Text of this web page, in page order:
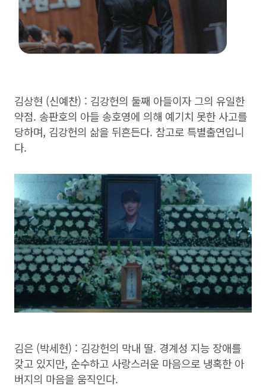
김상현 (신예찬) : 김강헌의 둘째 아들이자 그의 유일한
약점. 송판호의 아들 송호영에 의해 예기치 못한 사고를
당하며, 김강헌의 삶을 뒤흔든다. 참고로 특별출연입니
다.
김은 (박세현) : 김강헌의 막내 딸. 경계성 지능 장애를
갖고 있지만, 순수하고 사랑스러운 마음으로 냉혹한 아
버지의 마음을 움직인다.